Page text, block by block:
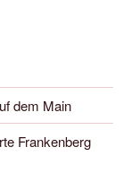
dem Main
Frankenberg